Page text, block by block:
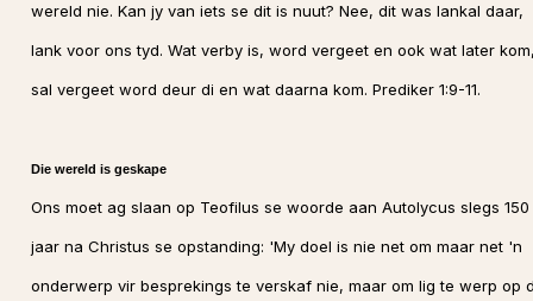
wereld nie. Kan jy van iets se dit is nuut? Nee, dit was lankal daar,
lank voor ons tyd. Wat verby is, word vergeet en ook wat later
sal vergeet word deur di en wat daarna kom. Prediker 1:9-11.
Die wereld is geskape
Ons moet ag slaan op Teofilus se woorde aan Autolycus slegs 150
jaar na Christus se opstanding: 'My doel is nie net om maar net 'n
onderwerp vir besprekings te verskaf nie, maar om lig te werp op